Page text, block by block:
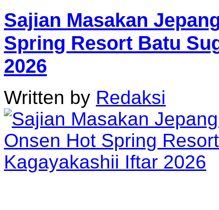
Sajian Masakan
Spring Resort Batu
2026
Written by Redaksi